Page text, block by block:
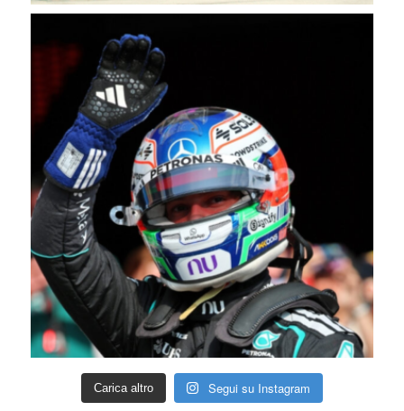
Carica altro Segui su Instagram